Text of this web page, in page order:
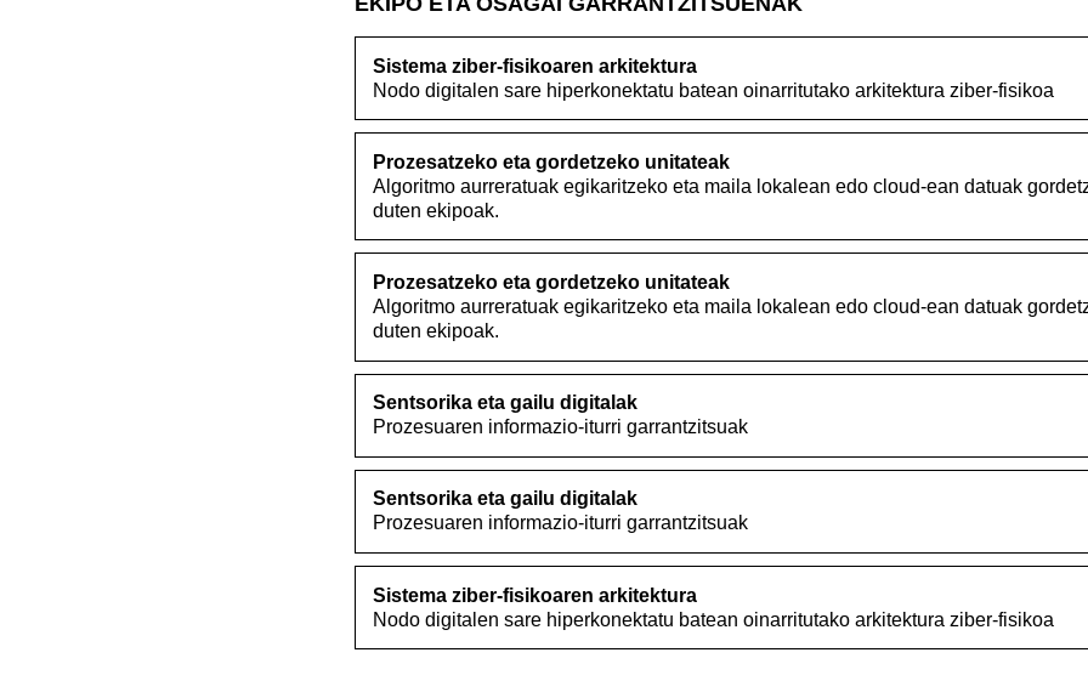
Sistema ziber-fisikoaren arkitektura
Nodo digitalen sare hiperkonektatu batean oinarritutako arkitektura ziber-fisikoa
Prozesatzeko eta gordetzeko unitateak
Algoritmo aurreratuak egikaritzeko eta maila lokalean edo cloud-ean datuak
duten ekipoak.
Prozesatzeko eta gordetzeko unitateak
Algoritmo aurreratuak egikaritzeko eta maila lokalean edo cloud-ean datuak
duten ekipoak.
Sentsorika eta gailu digitalak
Prozesuaren informazio-iturri garrantzitsuak
Sentsorika eta gailu digitalak
Prozesuaren informazio-iturri garrantzitsuak
Sistema ziber-fisikoaren arkitektura
Nodo digitalen sare hiperkonektatu batean oinarritutako arkitektura ziber-fisikoa